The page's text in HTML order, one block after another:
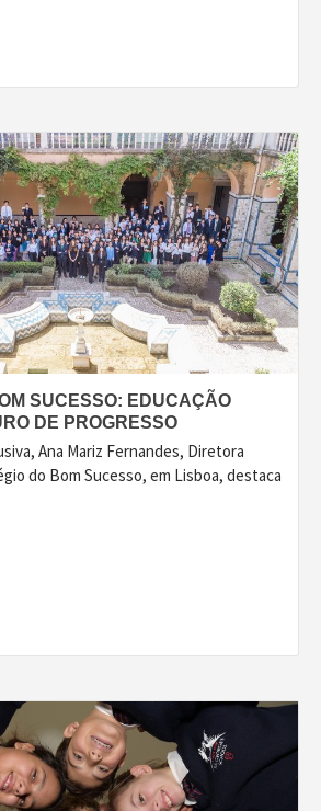
SUCESSO: EDUCAÇÃO
DE PROGRESSO
Ana Mariz Fernandes, Diretora
do Bom Sucesso, em Lisboa, destaca